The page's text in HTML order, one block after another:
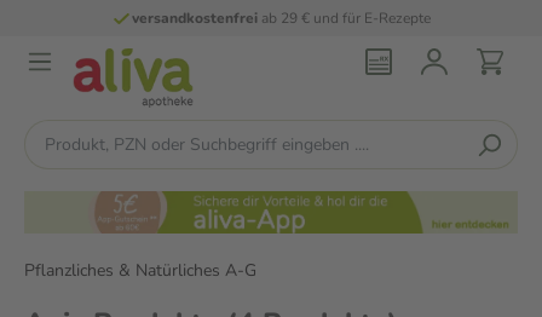
versandkostenfreiab 29 € und für E-Rezepte
Pflanzliches & Natürliches A-G